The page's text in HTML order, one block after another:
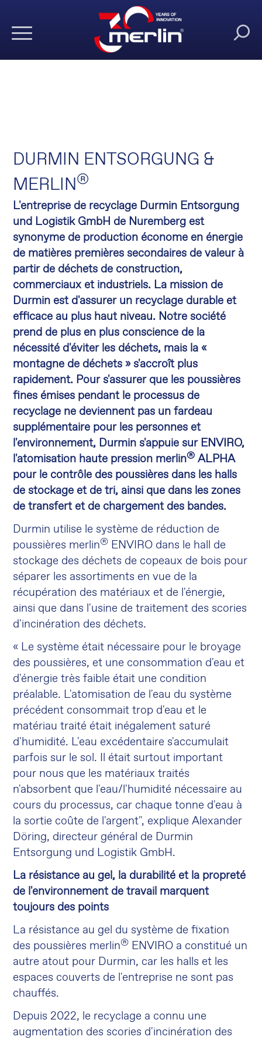
DURMIN ENTSORGUNG &
MERLIN®
L'entreprise de recyclage Durmin Entsorgung
und Logistik GmbH de Nuremberg est
synonyme de production économe en énergie
de matières premières secondaires de valeur à
partir de déchets de construction,
commerciaux et industriels. La mission de
Durmin est d'assurer un recyclage durable et
efficace au plus haut niveau. Notre société
prend de plus en plus conscience de la
nécessité d'éviter les déchets, mais la «
montagne de déchets » s'accroît plus
rapidement. Pour s'assurer que les poussières
fines émises pendant le processus de
recyclage ne deviennent pas un fardeau
supplémentaire pour les personnes et
l'environnement, Durmin s'appuie sur ENVIRO,
l'atomisation haute pression merlin® ALPHA
pour le contrôle des poussières dans les halls
de stockage et de tri, ainsi que dans les zones
de transfert et de chargement des bandes.
Durmin utilise le système de réduction de
poussières merlin® ENVIRO dans le hall de
stockage des déchets de copeaux de bois pour
séparer les assortiments en vue de la
récupération des matériaux et de l'énergie,
ainsi que dans l'usine de traitement des scories
d'incinération des déchets.
« Le système était nécessaire pour le broyage
des poussières, et une consommation d'eau et
d'énergie très faible était une condition
préalable. L'atomisation de l'eau du système
précédent consommait trop d'eau et le
matériau traité était inégalement saturé
d'humidité. L'eau excédentaire s'accumulait
parfois sur le sol. Il était surtout important
pour nous que les matériaux traités
n'absorbent que l'eau/l'humidité nécessaire au
cours du processus, car chaque tonne d'eau à
la sortie coûte de l'argent", explique Alexander
Döring, directeur général de Durmin
Entsorgung und Logistik GmbH.
La résistance au gel, la durabilité et la propreté
de l'environnement de travail marquent
toujours des points
La résistance au gel du système de fixation
des poussières merlin® ENVIRO a constitué un
autre atout pour Durmin, car les halls et les
espaces couverts de l'entreprise ne sont pas
chauffés.
Depuis 2022, le recyclage a connu une
augmentation des scories d'incinération des